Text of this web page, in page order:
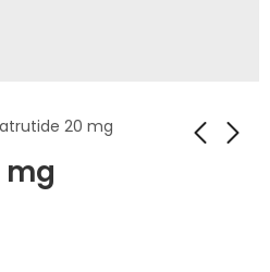
20 mg
mg